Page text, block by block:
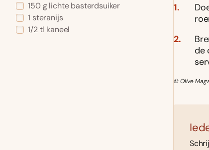
150 g lichte basterdsuiker
1 steranijs
1/2 tl kaneel
de
© Olive